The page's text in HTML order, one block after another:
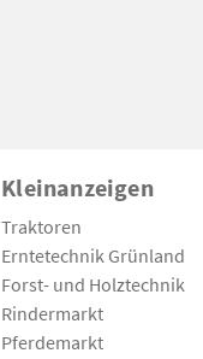
Kleinanzeigen
Traktoren
Erntetechnik Grünland
Forst- und Holztechnik
Rindermarkt
Pferdemarkt